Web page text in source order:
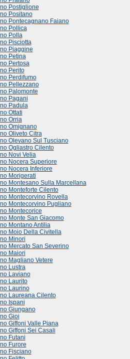
Postiglione
Positano
Pontecagnano Faiano
Pollica
Polla
Pisciotta
Piaggine
Petina
Pertosa
Perito
Perdifumo
Pellezzano
Palomonte
Pagani
Padula
Ottati
Orria
Omignano
Oliveto Citra
Olevano Sul Tusciano
Ogliastro Cilento
Novi Velia
Nocera Superiore
Nocera Inferiore
Morigerati
Montesano Sulla Marcellana
Monteforte Cilento
Montecorvino Rovella
Montecorvino Pugliano
Montecorice
Monte San Giacomo
Montano Antilia
Moio Della Civitella
Minori
Mercato San Severino
Maiori
Magliano Vetere
Lustra
Laviano
Laurito
Laurino
Laureana Cilento
Ispani
Giungano
Gioi
Giffoni Valle Piana
Giffoni Sei Casali
Futani
Furore
Fisciano